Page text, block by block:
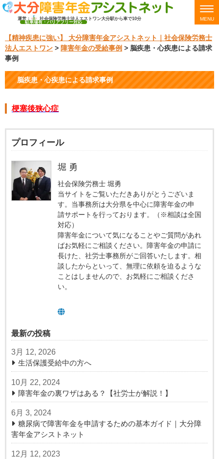
運営： 社会保険労務士法人エストワン大分駅から車で10分
駐車場有・バリアフリー対応
MENU
【精神疾患に強い】 大分障害年金アシストネット｜社会保険労務士
法人エストワン > 障害年金の受給事例 > 脳疾患・心疾患による請求
事例
脳疾患・心疾患による請求事例
梗塞後狭心症
プロフィール
堀 勇
社会保険労務士 堀勇
当サイトをご覧いただきありがとうございま
す。当事務所は大分県を中心に障害年金の申
請サポートを行っております。（※相談は全国
対応）
障害年金について気になることやご質問があれ
ばお気軽にご相談ください。障害年金の申請に
長けた、社労士事務所がご回答いたします。相
談したからといって、無理に依頼を迫るような
ことはしませんので、お気軽にご相談くださ
い。
最新の投稿
3月 12, 2026
生活保護受給中の方へ
10月 22, 2024
障害年金の裏ワザはある？【社労士が解説！】
6月 3, 2024
糖尿病で障害年金を申請するための基本ガイド｜大分障
害年金アシストネット
12月 12, 2023